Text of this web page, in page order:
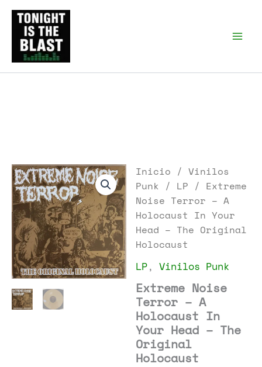
contenido
Inicio /Vinilos
Punk / LP / Extreme
Noise Terror – A
Holocaust In Your
Head – The Original
Holocaust
LP,Vinilos Punk
Extreme Noise
Terror – A
Holocaust In
Your Head – The
Original
Holocaust